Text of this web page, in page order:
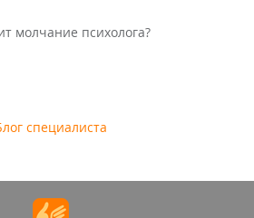
молчание психолога?
специалиста